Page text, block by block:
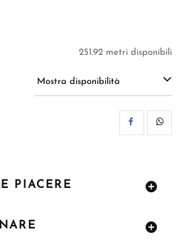
251.92 metri disponibili
Mostra disponibilità
PIACERE